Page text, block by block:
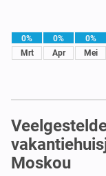
0%
Mrt
0%
Apr
0%
Mei
Moskou